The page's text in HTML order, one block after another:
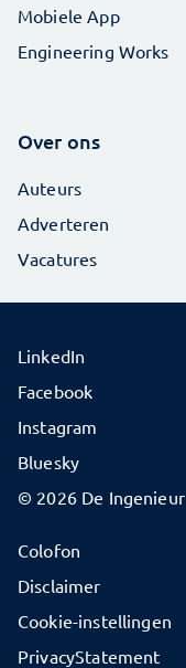
Mobiele App
Engineering Works
Over ons
Auteurs
Adverteren
Vacatures
© 2026 De Ingenieur
Colofon
Disclaimer
Cookie-instellingen
PrivacyStatement
LinkedIn
Facebook
Instagram
Bluesky